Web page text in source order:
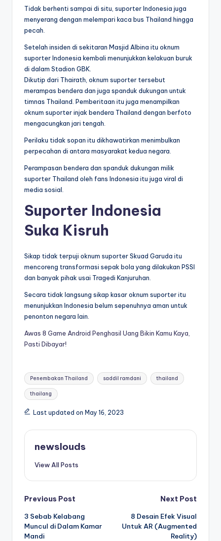
Tidak berhenti sampai di situ, suporter Indonesia juga
menyerang dengan melempari kaca bus Thailand hingga
pecah.
Setelah insiden di sekitaran Masjid Albina itu oknum
suporter Indonesia kembali menunjukkan kelakuan buruk
di dalam Stadion GBK.
Dikutip dari Thairath, oknum suporter tersebut
merampas bendera dan juga spanduk dukungan untuk
timnas Thailand. Pemberitaan itu juga menampilkan
oknum suporter injak bendera Thailand dengan berfoto
mengacungkan jari tengah.
Perilaku tidak sopan itu dikhawatirkan menimbulkan
perpecahan di antara masyarakat kedua negara.
Perampasan bendera dan spanduk dukungan milik
suporter Thailand oleh fans Indonesia itu juga viral di
media sosial.
Suporter Indonesia
Suka Kisruh
Sikap tidak terpuji oknum suporter Skuad Garuda itu
mencoreng transformasi sepak bola yang dilakukan PSSI
dan banyak pihak usai Tragedi Kanjuruhan.
Secara tidak langsung sikap kasar oknum suporter itu
menunjukkan Indonesia belum sepenuhnya aman untuk
penonton negara lain.
Awas 8 Game Android Penghasil Uang Bikin Kamu Kaya,
Pasti Dibayar!
Tags:
Penembakan Thailand saddil ramdani thailand
thailang
Last updated on May 16, 2023
newslouds
View All Posts
Post
navigation
Previous Post
3 Sebab Kelabang
Muncul di Dalam Kamar
Mandi
Next Post
8 Desain Efek Visual
Untuk AR (Augmented
Reality)